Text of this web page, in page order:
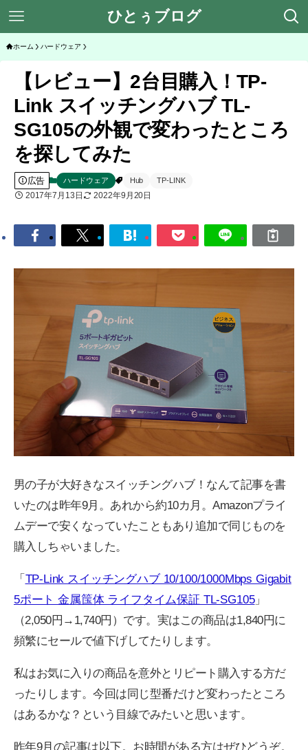
ひとぅブログ
ホーム ハードウェア
【レビュー】2台目購入！TP-
Link スイッチングハブ TL-
SG105の外観で変わったところ
を探してみた
広告 ハードウェア Hub TP-LINK
2017年7月13日 2022年9月20日
男の子が大好きなスイッチングハブ！なんて記事を書
いたのは昨年9月。あれから約10カ月。Amazonプライ
ムデーで安くなっていたこともあり追加で同じものを
購入しちゃいました。
「 TP-Link スイッチングハブ 10/100/1000Mbps Gigabit
5ポート 金属筺体 ライフタイム保証 TL-SG105」
（2,050円→1,740円）です。実はこの商品は1,840円に
頻繁にセールで値下げしてたりします。
私はお気に入りの商品を意外とリピート購入する方だ
ったりします。今回は同じ型番だけど変わったところ
はあるかな？という目線でみたいと思います。
昨年9月の記事は以下。お時間がある方はぜひどうぞ。